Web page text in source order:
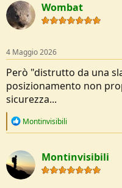
Wombat
4 Maggio 2026
Però "distrutto da una
posizionamento non
sicurezza...
R
c
t
i
o
Montinvisibili
Montinvisibili